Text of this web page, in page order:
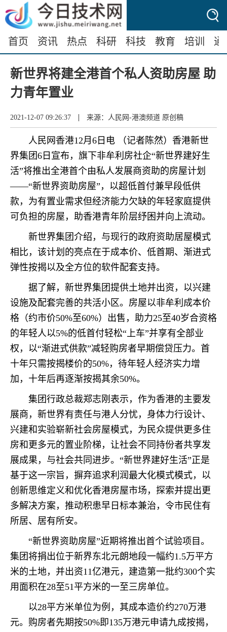
首页 资讯 热点 科研 科技 教育 培训 通
新世界将建全港首个私人资助房屋 助
力青年置业
2021-12-07 09:26:37 | 来源：人民网-港澳频道 原创稿
人民网香港12月6日电 （记者陈然）香港新世
界集团6日宣布，旗下非牟利房社企“新世界建好生
活”将推出全港首个由私人发展商资助的房屋计划
——“新世界资助房屋”，以超低首付兼早段低供
款，为有置业需求但经济能力欠缺的年轻家庭提供
可负担的房屋，助香港青年阶层纾困并向上流动。
新世界集团介绍，与现行的政府资助居屋模式
相比，该计划的亮点在于成本价、低首期、渐进式
弹性按揭以及全方位的软件配套支持。
据了解，新世界集团提供土地并出资，以兴建
设施及配套完善的共活小区。房屋以非牟利成本价
格（约市价50%至60%）出售，助力25至40岁合资格
的年轻人以5%的低首付轻松“上车”并享有全部业
权，以“渐进式供款”减轻购房者早期偿贷压力。首
十年只需按揭楼价的50%，待年轻人经济实力增
加，十年后再逐渐按揭其余50%。
集团行政总裁郑志刚表示，作为香港的主要发
展商，新世界有责任与港人分忧，身体力行设计、
兴建和实验崭新社会房屋模式，为民众提供更多住
房和更多元的置业阶梯，让社会不同持份者共享发
展成果，与社会共同进步。“新世界建好生活”正是
基于这一宗旨，摒弃追求利润最大化模式模式，以
创新思维定义和优化香港房屋市场，探索并提出更
多解决方案，推动积患早日标本兼治，令市民住有
所居、居有所安。
“新世界资助房屋”近期将推出首个试验项目。
集团将捐出位于新界东北元朗地段一幅约1.5万平方
米的土地，并出资11亿港元，建造第一批约300个实
用面积在28至51平方米的一至三房单位。
以28平方米单位为例，其成本造价约270万港
元。购房者先期按50%即135万港元申请九成按揭，